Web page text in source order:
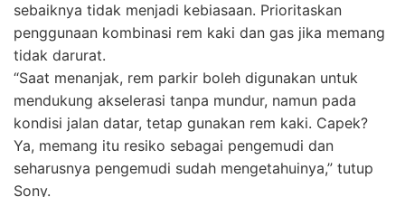
sebaiknya tidak menjadi kebiasaan. Prioritaskan
penggunaan kombinasi rem kaki dan gas jika memang
tidak darurat.
“Saat menanjak, rem parkir boleh digunakan untuk
mendukung akselerasi tanpa mundur, namun pada
kondisi jalan datar, tetap gunakan rem kaki. Capek?
Ya, memang itu resiko sebagai pengemudi dan
seharusnya pengemudi sudah mengetahuinya,” tutup
Sony.